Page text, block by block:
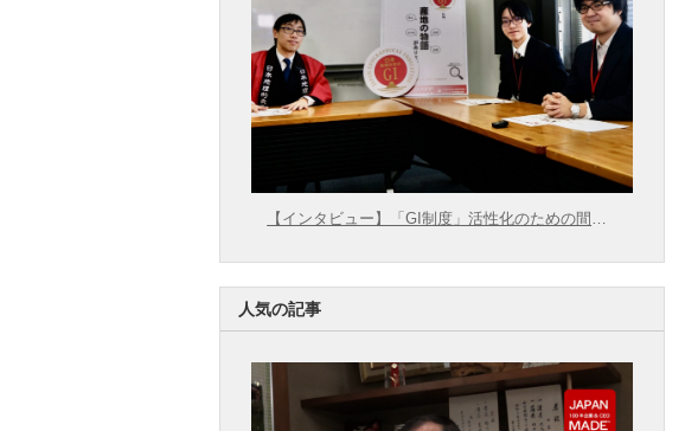
【インタビュー】「GI制度」活性化のための間口
人気の記事